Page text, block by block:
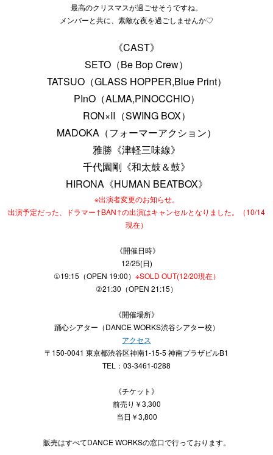
最高のクリスマスが過ごせそうですね。
メンバーと共に、素敵な夜を過ごしませんか♡
《CAST》
SETO（Be Bop Crew）
TATSUO（GLASS HOPPER,Blue Print）
PInO（ALMA,PINOCCHIO）
RON×Ⅱ（SWING BOX）
MADOKA（フォーマーアクション）
雅勝《津軽三味線》
千代園剛《和太鼓＆鼓》
HIRONA《HUMAN BEATBOX》
※出演者変更のお知らせ。
出演予定だった、ドラマー↑BAN↑の出演はキャンセルとなりました。（10/14
現在）
《開催日時》
12/25(日)
①19:15（OPEN 19:00） ※SOLD OUT(12/20現在）
②21:30（OPEN 21:15）
《開催場所》
踊心シアター（DANCE WORKS渋谷シアター校）
アクセス
〒150-0041 東京都渋谷区神南1-15-5 神南プラザビルB1
TEL：03-3461-0288
《チケット》
前売り￥3,300
当日￥3,800
販売はすべてDANCE WORKSの窓口で行っております。